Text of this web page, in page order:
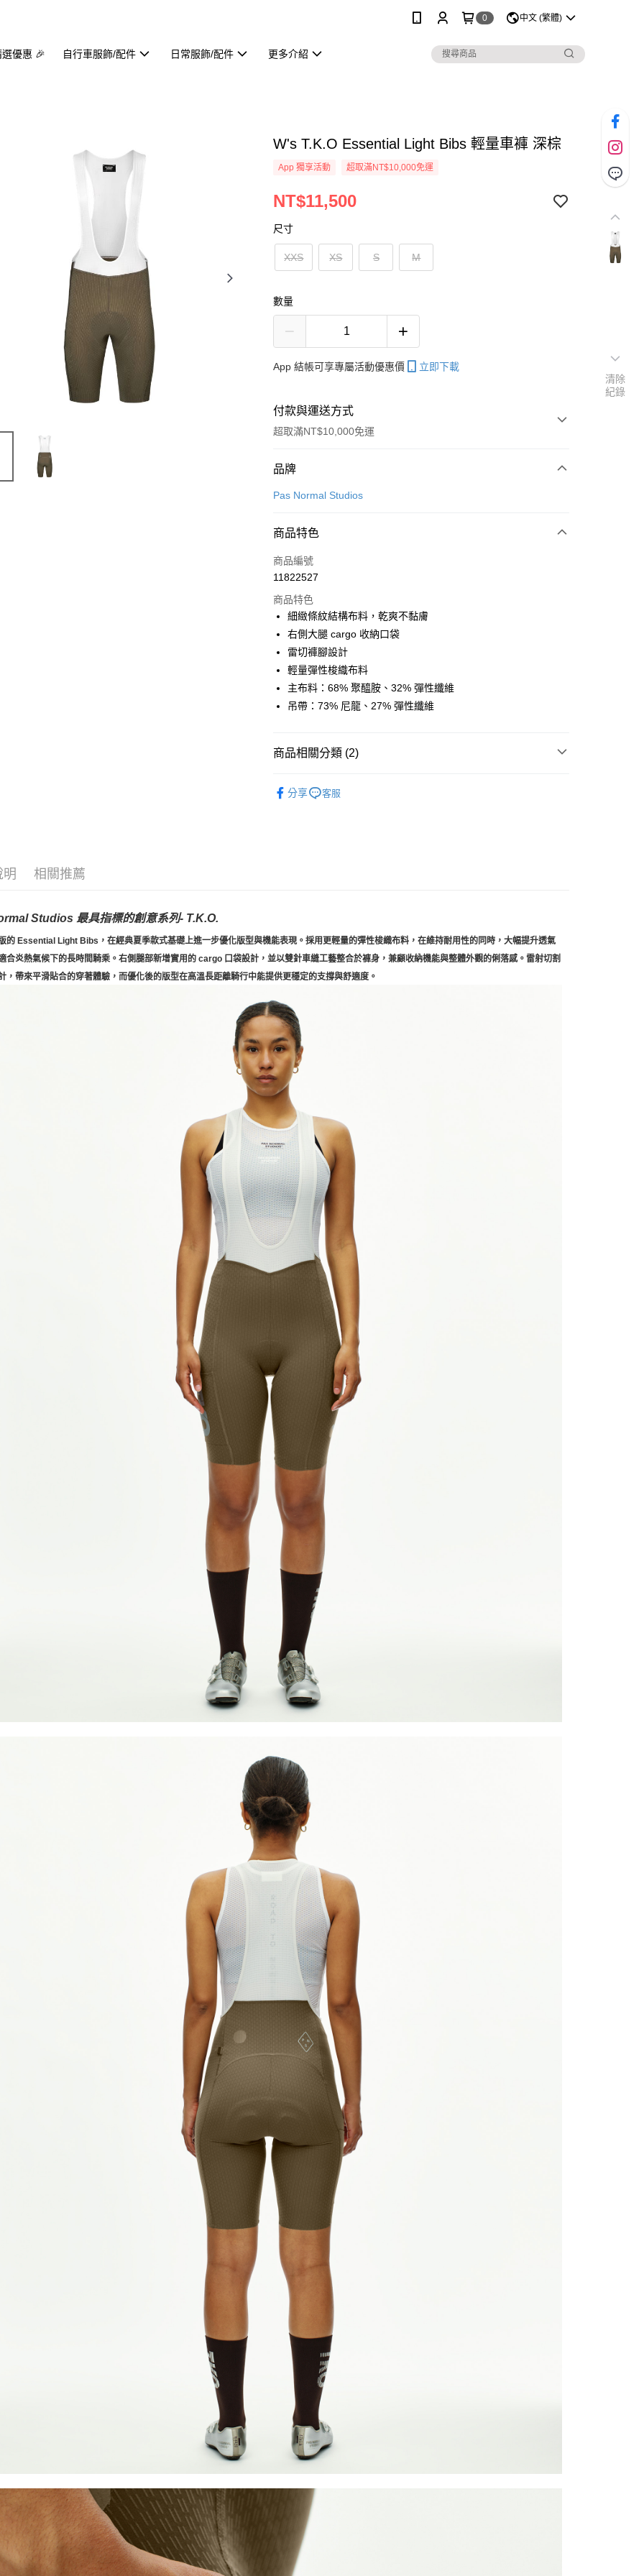
0 中文 (繁體)
優惠 🎉 自行車服飾/配件 日常服飾/配件 更多介紹
W's T.K.O Essential Light Bibs 輕量車褲 深棕
App 獨享活動 超取滿NT$10,000免運
NT$11,500
尺寸
XXS XS S M
數量
App 結帳可享專屬活動優惠價 立即下載
付款與運送方式
超取滿NT$10,000免運
付款方式
信用卡一次付款
Apple Pay
Google Pay
運送方式
全家店到店
每筆NT$80，滿NT$10,000(含以上)免運費
每筆NT$80，滿NT$10,000(含以上)免運費
品牌
Pas Normal Studios
商品特色
商品編號
11822527
商品特色
細緻條紋結構布料，乾爽不黏膚
右側大腿 cargo 收納口袋
雷切褲腳設計
輕量彈性梭織布料
主布料：68% 聚醯胺、32% 彈性纖維
吊帶：73% 尼龍、27% 彈性纖維
商品相關分類 (2)
分享 客服
明 相關推薦
Studios 最具指標的創意系列- T.K.O.
的 Essential Light Bibs，在經典夏季款式基礎上進一步優化版型與機能表現。採用更輕量的彈性梭織布料，在維持耐用性的同時，大幅提升透氣
合炎熱氣候下的長時間騎乘。右側腿部新增實用的 cargo 口袋設計，並以雙針車縫工藝整合於褲身，兼顧收納機能與整體外觀的俐落感。雷射切割
，帶來平滑貼合的穿著體驗，而優化後的版型在高溫長距離騎行中能提供更穩定的支撐與舒適度。
清除
紀錄